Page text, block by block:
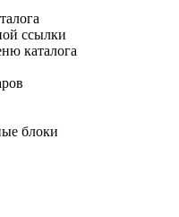
ссылки
каталога
блоки